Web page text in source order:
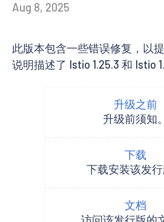
Aug 8, 2025
此版本包含一些错误修复，以
说明描述了 Istio 1.25.3 和 Istio
升级之前
升级前须知。
下载
下载安装该发行
文档
访问该发行版的